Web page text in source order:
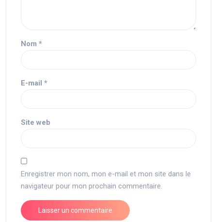
Nom *
E-mail *
Site web
Enregistrer mon nom, mon e-mail et mon site dans le
navigateur pour mon prochain commentaire.